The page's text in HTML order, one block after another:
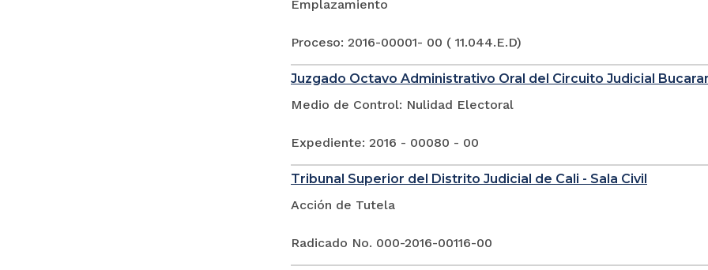
Emplazamiento
Proceso: 2016-00001- 00 ( 11.044.E.D)
Juzgado Octavo Administrativo Oral del Circuito Judicial
Medio de Control: Nulidad Electoral
Expediente: 2016 - 00080 - 00
Tribunal Superior del Distrito Judicial de Cali - Sala Civil
Acción de Tutela
Radicado No. 000-2016-00116-00